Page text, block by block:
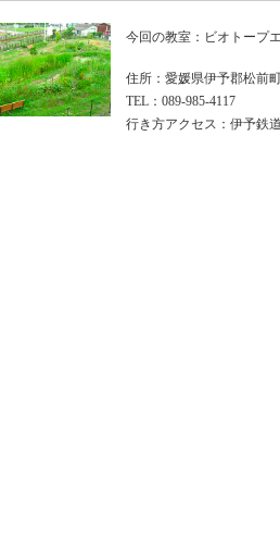
今回の教室：ビオトープ
住所：愛媛県伊予郡松前
TEL：089-985-4117
行き方アクセス：伊予鉄